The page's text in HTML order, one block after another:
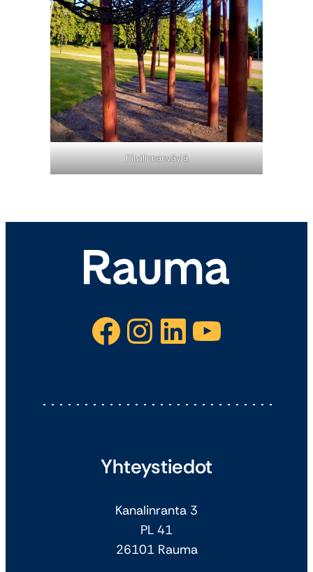
Pilvilinnanväylä
Facebook Instagram LinkedIn YouTube
Yhteystiedot
Kanalinranta 3
PL 41
26101 Rauma